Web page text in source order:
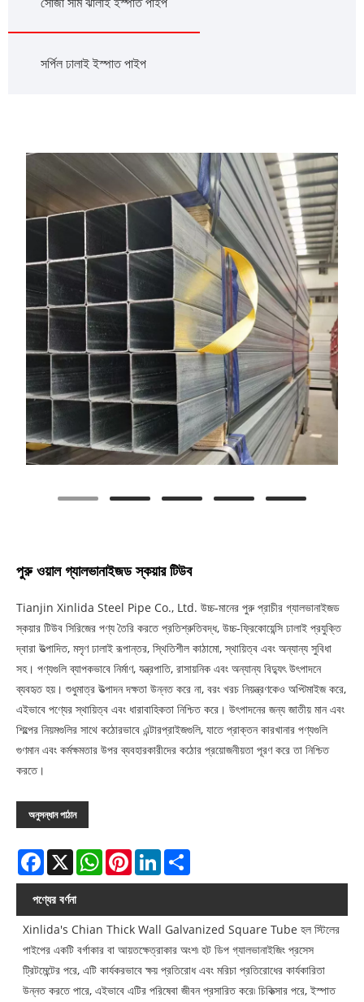
সর্পিল ঢালাই ইস্পাত পাইপ
পুরু ওয়াল গ্যালভানাইজড স্কয়ার টিউব
Tianjin Xinlida Steel Pipe Co., Ltd. উচ্চ-মানের পুরু প্রাচীর গ্যালভানাইজড
স্কয়ার টিউব সিরিজের পণ্য তৈরি করতে প্রতিশ্রুতিবদ্ধ, উচ্চ-ফ্রিকোয়েন্সি ঢালাই প্রযুক্তি
দ্বারা উত্পাদিত, মসৃণ ঢালাই রূপান্তর, স্থিতিশীল কাঠামো, স্থায়িত্ব এবং অন্যান্য সুবিধা
সহ। পণ্যগুলি ব্যাপকভাবে নির্মাণ, যন্ত্রপাতি, রাসায়নিক এবং অন্যান্য বিদ্যুৎ উৎপাদনে
ব্যবহৃত হয়। শুধুমাত্র উত্পাদন দক্ষতা উন্নত করে না, বরং খরচ নিয়ন্ত্রণকেও অপ্টিমাইজ করে,
এইভাবে পণ্যের স্থায়িত্ব এবং ধারাবাহিকতা নিশ্চিত করে। উৎপাদনের জন্য জাতীয় মান এবং
শিল্পের নিয়মগুলির সাথে কঠোরভাবে এন্টারপ্রাইজগুলি, যাতে প্রাক্তন কারখানার পণ্যগুলি
গুণমান এবং কর্মক্ষমতার উপর ব্যবহারকারীদের কঠোর প্রয়োজনীয়তা পূরণ করে তা নিশ্চিত
করতে।
অনুসন্ধান পাঠান
Facebook
X WhatsAppPinterestLinkedIn
পণ্যের বর্ণনা
Xinlida's Chian Thick Wall Galvanized Square Tube হল স্টিলের
পাইপের একটি বর্গাকার বা আয়তক্ষেত্রাকার অংশ৷ হট ডিপ গ্যালভানাইজিং প্রসেস
ট্রিটমেন্টের পরে, এটি কার্যকরভাবে ক্ষয় প্রতিরোধ এবং মরিচা প্রতিরোধের কার্যকারিতা
উন্নত করতে পারে, এইভাবে এটির পরিষেবা জীবন প্রসারিত করে৷ চিকিত্সার পরে, ইস্পাত